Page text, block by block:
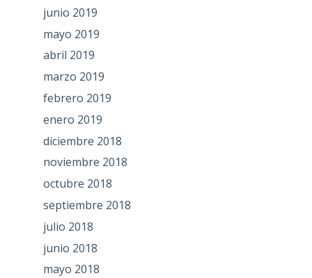
junio 2019
mayo 2019
abril 2019
marzo 2019
febrero 2019
enero 2019
diciembre 2018
noviembre 2018
octubre 2018
septiembre 2018
julio 2018
junio 2018
mayo 2018